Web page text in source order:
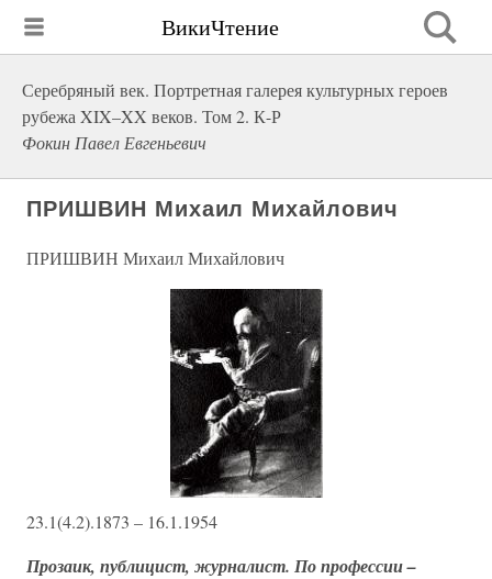
ВикиЧтение
Серебряный век. Портретная галерея культурных героев
рубежа XIX–XX веков. Том 2. К-Р
Фокин Павел Евгеньевич
ПРИШВИН Михаил Михайлович
ПРИШВИН Михаил Михайлович
23.1(4.2).1873 – 16.1.1954
Прозаик, публицист, журналист. По профессии –